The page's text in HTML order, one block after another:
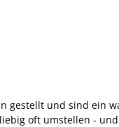
und sind ein
oft umstellen -